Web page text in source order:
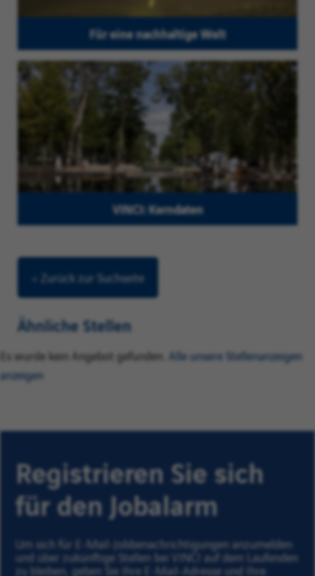
Für eine nachhaltige Welt
VINCI: Kerndaten
< Zurück zur Suchseite
Ähnliche Stellen
Es wurde kein Angebot gefunden. Alle unsere Stellenanzeigen
anzeigen
Registrieren Sie sich
für den Jobalarm
Um sich für E-Mail-Jobbenachrichtigungen anzumelden
und über zukünftige Stellen bei VINCI auf dem Laufenden
zu bleiben, geben Sie Ihre E-Mail-Adresse und Ihre